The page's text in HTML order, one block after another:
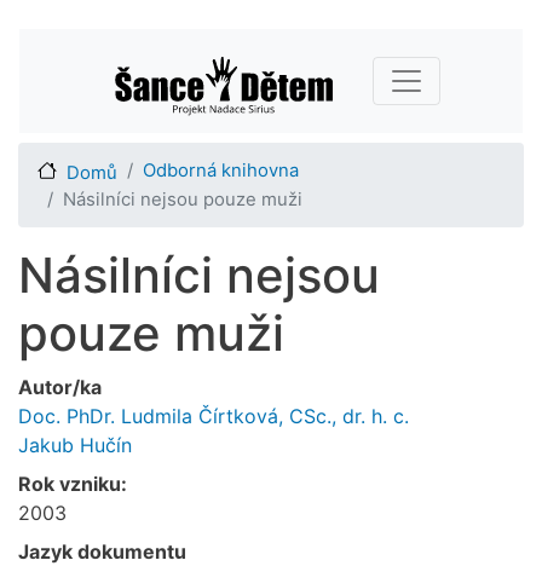
hlavnímu
obsahu
Main navigation
Domů
Odborná knihovna
Násilníci nejsou pouze muži
Násilníci nejsou
pouze muži
Autor/ka
Doc. PhDr. Ludmila Čírtková, CSc., dr. h. c.
Jakub Hučín
Rok vzniku:
2003
Jazyk dokumentu